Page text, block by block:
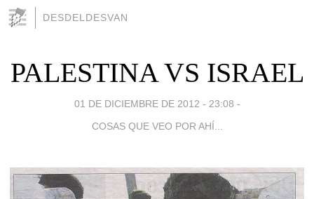
DESDELDESVAN
PALESTINA VS ISRAEL
01 DE DICIEMBRE DE 2012 - 23:08 -
COSAS QUE VEO POR AHÍ...